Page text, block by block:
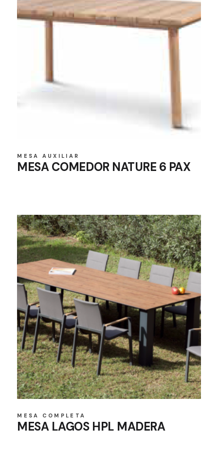
MESA AUXILIAR
MESA COMEDOR NATURE 6 PAX
MESA COMPLETA
MESA LAGOS HPL MADERA